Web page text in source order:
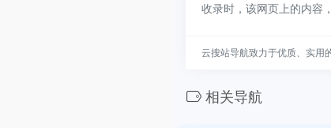
收录时，该网页上的内容
云搜站导航致力于优质、实用
相关导航